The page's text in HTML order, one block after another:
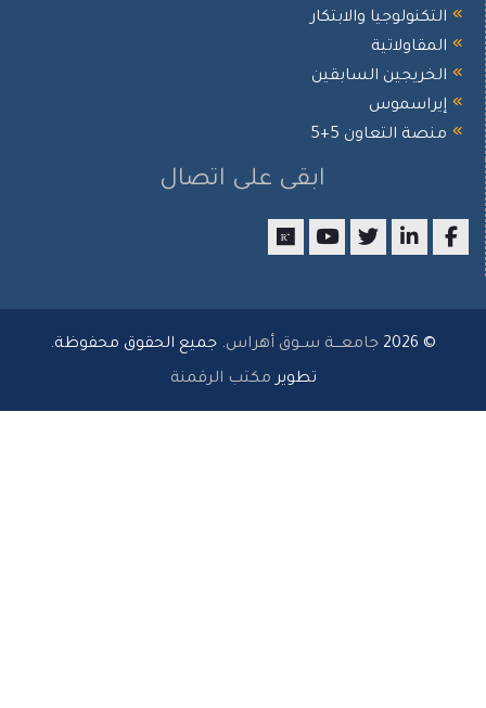
التكنولوجيا والابتكار
المقاولاتية
الخريجين السابقين
إيراسموس
منصة التعاون 5+5
ابقى على اتصال
جامعـــة ســوق أهراس. جميع الحقوق محفوظة.
تطويرمكتب الرقمنة